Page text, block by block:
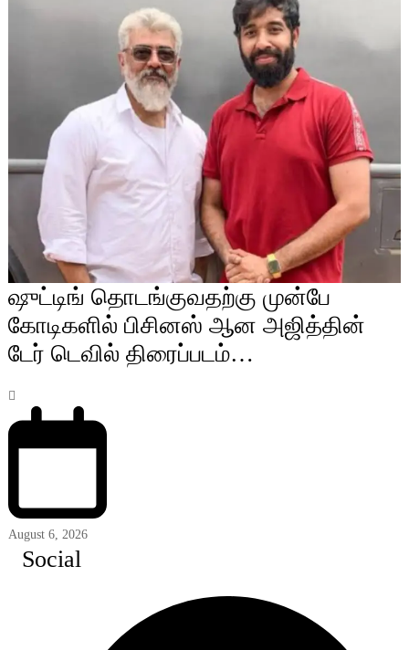
ஷுட்டிங் தொடங்குவதற்கு முன்பே
கோடிகளில் பிசினஸ் ஆன அஜித்தின்
டேர் டெவில் திரைப்படம்…
August 6, 2026
Social